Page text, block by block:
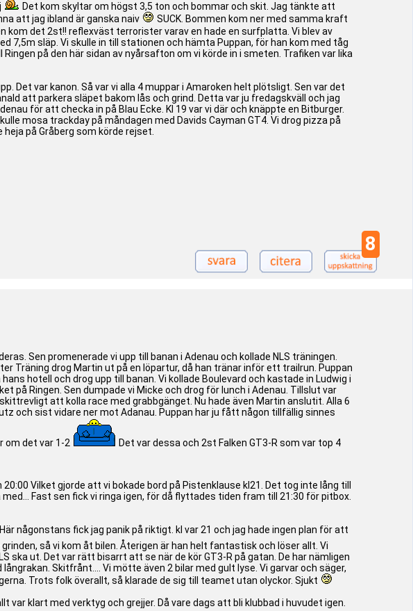
Det kom skyltar om högst 3,5 ton och bommar och skit. Jag tänkte att
att jag ibland är ganska naiv
SUCK. Bommen kom ner med samma kraft
kom det 2st!! reflexväst terrorister varav en hade en surfplatta. Vi blev av
7,5m släp. Vi skulle in till stationen och hämta Puppan, för han kom med tåg
på den här sidan av nyårsafton om vi körde in i smeten. Trafiken var lika
Det var kanon. Så var vi alla 4 muppar i Amaroken helt plötsligt. Sen var det
att parkera släpet bakom lås och grind. Detta var ju fredagskväll och jag
för att checka in på Blau Ecke. Kl 19 var vi där och knäppte en Bitburger.
mosa trackday på måndagen med Davids Cayman GT4. Vi drog pizza på
på Gråberg som körde rejset.
8
Sen promenerade vi upp till banan i Adenau och kollade NLS träningen.
Träning drog Martin ut på en löpartur, då han tränar inför ett trailrun. Puppan
hotell och drog upp till banan. Vi kollade Boulevard och kastade in Ludwig i
på Ringen. Sen dumpade vi Micke och drog för lunch i Adenau. Tillslut var
att kolla race med grabbgänget. Nu hade även Martin anslutit. Alla 6
och sist vidare ner mot Adanau. Puppan har ju fått någon tillfällig sinnes
om det var 1-2
Det var dessa och 2st Falken GT3-R som var top 4
Vilket gjorde att vi bokade bord på Pistenklause kl21. Det tog inte lång till
Fast sen fick vi ringa igen, för då flyttades tiden fram till 21:30 för pitbox.
någonstans fick jag panik på riktigt. kl var 21 och jag hade ingen plan för att
så vi kom åt bilen. Återigen är han helt fantastisk och löser allt. Vi
ska ut. Det var rätt bisarrt att se när de kör GT3-R på gatan. De har nämligen
Skitfrånt.... Vi mötte även 2 bilar med gult lyse. Vi garvar och säger,
Trots folk överallt, så klarade de sig till teamet utan olyckor. Sjukt
var klart med verktyg och grejjer. Då vare dags att bli klubbad i huvudet igen.